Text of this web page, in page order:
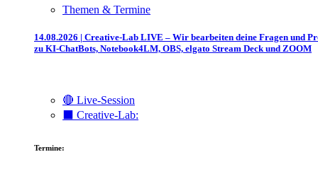
Themen & Termine
14.08.2026 | Creative-Lab LIVE – Wir bearbeiten deine Fragen und
zu KI-ChatBots, Notebook4LM, OBS, elgato Stream Deck und ZOOM
🔴 Live-Session
⬛️ Creative-Lab:
Termine: